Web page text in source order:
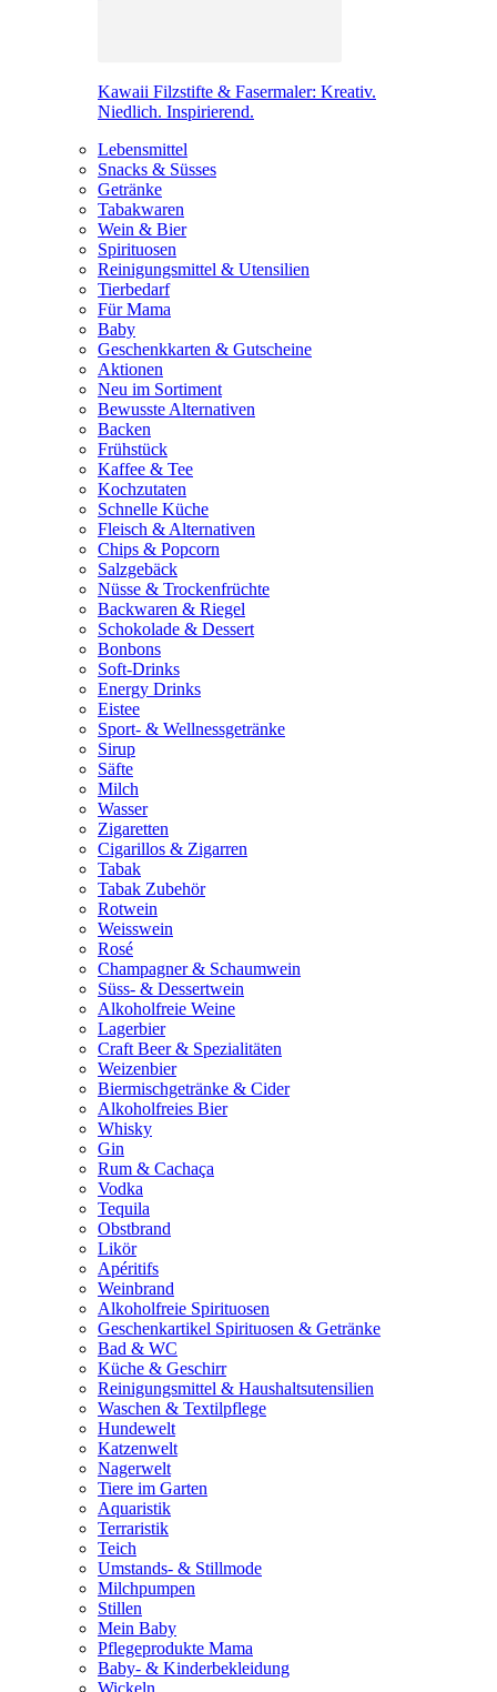
Kawaii Filzstifte & Fasermaler: Kreativ.
Niedlich. Inspirierend.
Lebensmittel
Snacks & Süsses
Getränke
Tabakwaren
Wein & Bier
Spirituosen
Reinigungsmittel & Utensilien
Tierbedarf
Für Mama
Baby
Geschenkkarten & Gutscheine
Aktionen
Neu im Sortiment
Bewusste Alternativen
Backen
Frühstück
Kaffee & Tee
Kochzutaten
Schnelle Küche
Fleisch & Alternativen
Chips & Popcorn
Salzgebäck
Nüsse & Trockenfrüchte
Backwaren & Riegel
Schokolade & Dessert
Bonbons
Soft-Drinks
Energy Drinks
Eistee
Sport- & Wellnessgetränke
Sirup
Säfte
Milch
Wasser
Zigaretten
Cigarillos & Zigarren
Tabak
Tabak Zubehör
Rotwein
Weisswein
Rosé
Champagner & Schaumwein
Süss- & Dessertwein
Alkoholfreie Weine
Lagerbier
Craft Beer & Spezialitäten
Weizenbier
Biermischgetränke & Cider
Alkoholfreies Bier
Whisky
Gin
Rum & Cachaça
Vodka
Tequila
Obstbrand
Likör
Apéritifs
Weinbrand
Alkoholfreie Spirituosen
Geschenkartikel Spirituosen & Getränke
Bad & WC
Küche & Geschirr
Reinigungsmittel & Haushaltsutensilien
Waschen & Textilpflege
Hundewelt
Katzenwelt
Nagerwelt
Tiere im Garten
Aquaristik
Terraristik
Teich
Umstands- & Stillmode
Milchpumpen
Stillen
Mein Baby
Pflegeprodukte Mama
Baby- & Kinderbekleidung
Wickeln